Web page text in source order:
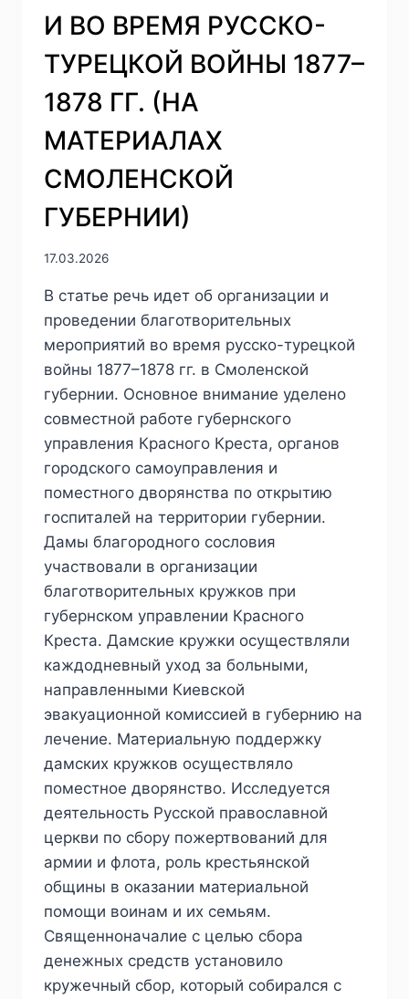
1848
ПО
И
АРХИВНЫМ
МАТЕРИАЛАМ
И ВО ВРЕМЯ РУССКО-
ТУРЕЦКОЙ ВОЙНЫ 1877–
1878 ГГ. (НА
МАТЕРИАЛАХ
СМОЛЕНСКОЙ
ГУБЕРНИИ)
17.03.2026
В статье речь идет об организации и
проведении благотворительных
мероприятий во время русско-турецкой
войны 1877–1878 гг. в Смоленской
губернии. Основное внимание уделено
совместной работе губернского
управления Красного Креста, органов
городского самоуправления и
поместного дворянства по открытию
госпиталей на территории губернии.
Дамы благородного сословия
участвовали в организации
благотворительных кружков при
губернском управлении Красного
Креста. Дамские кружки осуществляли
каждодневный уход за больными,
направленными Киевской
эвакуационной комиссией в губернию на
лечение. Материальную поддержку
дамских кружков осуществляло
поместное дворянство. Исследуется
деятельность Русской православной
церкви по сбору пожертвований для
армии и флота, роль крестьянской
общины в оказании материальной
помощи воинам и их семьям.
Священноначалие с целью сбора
денежных средств установило
кружечный сбор, который собирался с